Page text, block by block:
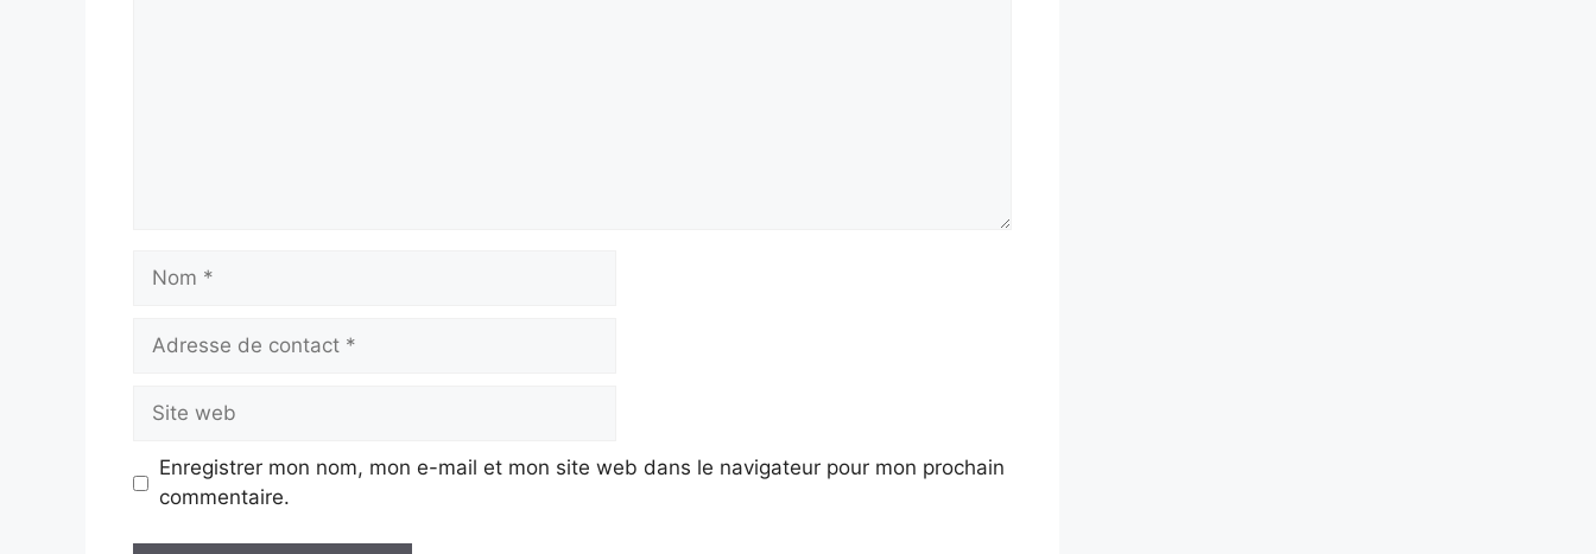
Nom
Adresse
Site
web
Enregistrer mon nom, mon e-mail et mon site web dans le navigateur pour mon prochain
commentaire.